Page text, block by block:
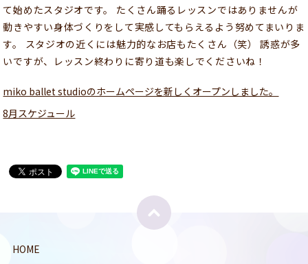
て始めたスタジオです。 たくさん踊るレッスンではありませんが
動きやすい身体づくりをして実感してもらえるよう努めてまいりま
す。 スタジオの近くには魅力的なお店もたくさん（笑） 誘惑が多
いですが、レッスン終わりに寄り道も楽しでくださいね！
miko ballet studioのホームページを新しくオープンしました。
8月スケジュール
HOME